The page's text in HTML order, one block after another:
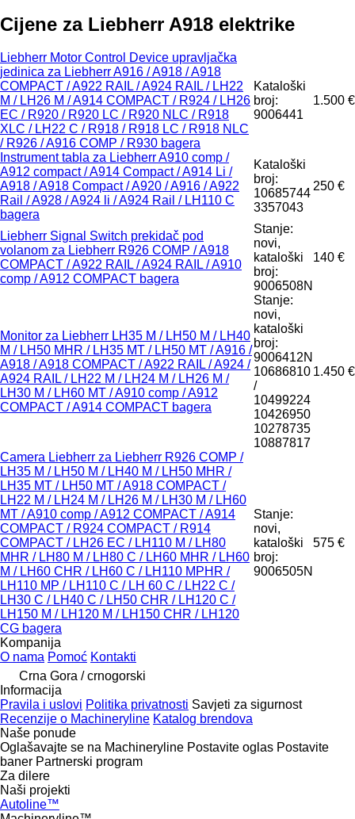
Cijene za Liebherr A918 elektrike
Liebherr Motor Control Device upravljačka
jedinica za Liebherr A916 / A918 / A918
COMPACT / A922 RAIL / A924 RAIL / LH22
M / LH26 M / A914 COMPACT / R924 / LH26
EC / R920 / R920 LC / R920 NLC / R918
XLC / LH22 C / R918 / R918 LC / R918 NLC
/ R926 / A916 COMP / R930 bagera
Kataloški
broj:
9006441
1.500 €
Instrument tabla za Liebherr A910 comp /
A912 compact / A914 Compact / A914 Li /
A918 / A918 Compact / A920 / A916 / A922
Rail / A928 / A924 li / A924 Rail / LH110 C
bagera
Kataloški
broj:
10685744
3357043
250 €
Liebherr Signal Switch prekidač pod
volanom za Liebherr R926 COMP / A918
COMPACT / A922 RAIL / A924 RAIL / A910
comp / A912 COMPACT bagera
Stanje:
novi,
kataloški
broj:
9006508N
140 €
Monitor za Liebherr LH35 M / LH50 M / LH40
M / LH50 MHR / LH35 MT / LH50 MT / A916 /
A918 / A918 COMPACT / A922 RAIL / A924 /
A924 RAIL / LH22 M / LH24 M / LH26 M /
LH30 M / LH60 MT / A910 comp / A912
COMPACT / A914 COMPACT bagera
Stanje:
novi,
kataloški
broj:
9006412N
10686810
/
10499224
10426950
10278735
10887817
1.450 €
Camera Liebherr za Liebherr R926 COMP /
LH35 M / LH50 M / LH40 M / LH50 MHR /
LH35 MT / LH50 MT / A918 COMPACT /
LH22 M / LH24 M / LH26 M / LH30 M / LH60
MT / A910 comp / A912 COMPACT / A914
COMPACT / R924 COMPACT / R914
COMPACT / LH26 EC / LH110 M / LH80
MHR / LH80 M / LH80 C / LH60 MHR / LH60
M / LH60 CHR / LH60 C / LH110 MPHR /
LH110 MP / LH110 C / LH 60 C / LH22 C /
LH30 C / LH40 C / LH50 CHR / LH120 C /
LH150 M / LH120 M / LH150 CHR / LH120
CG bagera
Stanje:
novi,
kataloški
broj:
9006505N
575 €
Kompanija
O nama Pomoć Kontakti
Crna Gora / crnogorski
Informacija
Pravila i uslovi Politika privatnosti Savjeti za sigurnost
Recenzije o Machineryline Katalog brendova
Naše ponude
Oglašavajte se na Machineryline Postavite oglas Postavite
baner Partnerski program
Za dilere
Naši projekti
Autoline™